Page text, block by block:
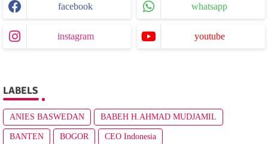
facebook whatsapp
instagram youtube
LABELS
ANIES BASWEDAN BABEH H.AHMAD MUDJAMIL
BANTEN BOGOR CEO Indonesia